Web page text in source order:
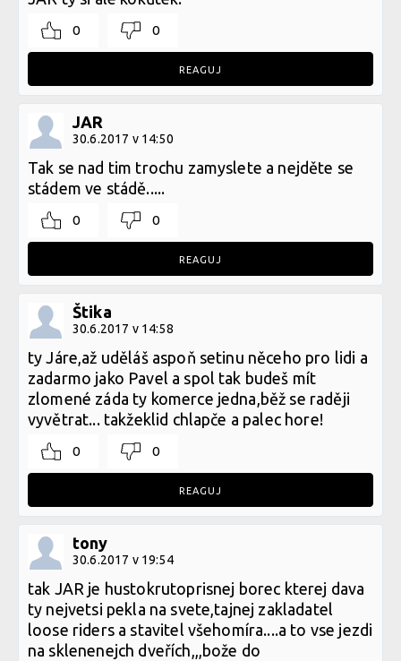
0 0
REAGUJ
JAR
30.6.2017 v 14:50
Tak se nad tim trochu zamyslete a nejděte se
stádem ve stádě.....
0 0
REAGUJ
Štika
30.6.2017 v 14:58
ty Járe,až uděláš aspoň setinu něceho pro lidi a
zadarmo jako Pavel a spol tak budeš mít
zlomené záda ty komerce jedna,běž se raději
vyvětrat... takžeklid chlapče a palec hore!
0 0
REAGUJ
tony
30.6.2017 v 19:54
tak JAR je hustokrutoprisnej borec kterej dava
ty nejvetsi pekla na svete,tajnej zakladatel
loose riders a stavitel všehomíra....a to vse jezdi
na sklenenejch dveřích,,,bože do